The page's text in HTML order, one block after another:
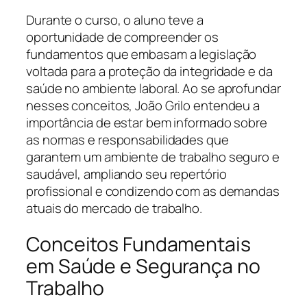
Durante o curso, o aluno teve a
oportunidade de compreender os
fundamentos que embasam a legislação
voltada para a proteção da integridade e da
saúde no ambiente laboral. Ao se aprofundar
nesses conceitos, João Grilo entendeu a
importância de estar bem informado sobre
as normas e responsabilidades que
garantem um ambiente de trabalho seguro e
saudável, ampliando seu repertório
profissional e condizendo com as demandas
atuais do mercado de trabalho.
Conceitos Fundamentais
em Saúde e Segurança no
Trabalho